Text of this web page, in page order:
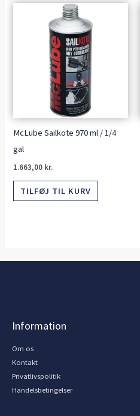
McLube Sailkote 970 ml / 1/4
gal
1.663,00 kr.
TILFØJ TIL KURV
Information
Om os
Kontakt
Privatlivspolitik
Handelsbetingelser